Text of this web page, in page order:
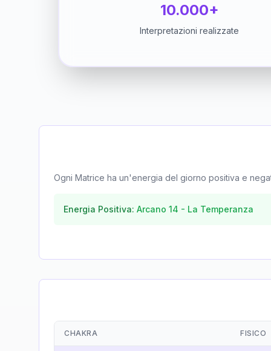
10.000+
Interpretazioni realizzate
Ogni Matrice ha un'energia del giorno positiva e
Energia Positiva: Arcano 14 - La Temperanza
CHAKRA FISICO